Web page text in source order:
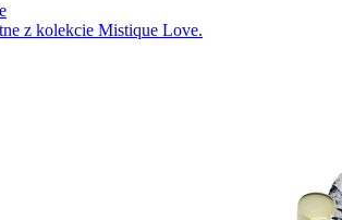
z kolekcie Mistique Love.